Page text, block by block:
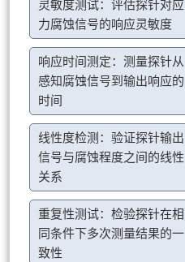
灵敏度测试：评估探针对应
力腐蚀信号的响应灵敏度
响应时间测定：测量探针从
感知腐蚀信号到输出响应的
时间
线性度检测：验证探针输出
信号与腐蚀程度之间的线性
关系
重复性测试：检验探针在相
同条件下多次测量结果的一
致性